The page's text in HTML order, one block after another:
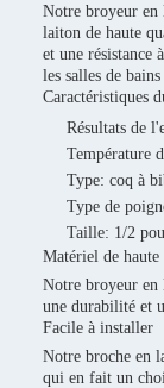
Notre broyeur en
laiton de haute
et une résistance
les salles de
Caractéristiques
Résultats de
Température
Type: coq à
Type de
Taille: 1/2
Matériel de haute
Notre broyeur en
une durabilité et
Facile à installer
Notre broche en
qui en fait un